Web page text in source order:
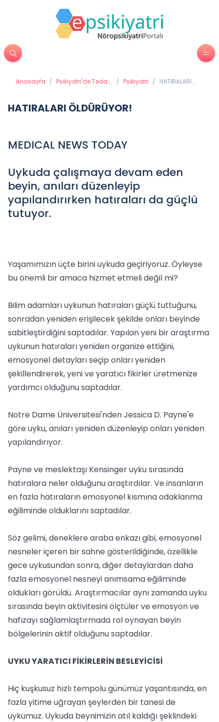
Anasayfa / Psikiyatri'de Tedavi
/ Psikiyatri / HATIRALARI
HATIRALARI ÖLDÜRÜYOR!
MEDICAL NEWS TODAY
Uykuda çalışmaya devam eden
beyin, anıları düzenleyip
yapılandırırken hatıraları da güçlü
tutuyor.
Yaşamımızın üçte birini uykuda geçiriyoruz. Öyleyse
bu önemli bir amaca hizmet etmeli değil mi?
Bilim adamları uykunun hatıraları güçlü tuttuğunu,
sonradan yeniden erişilecek şekilde onları beyinde
sabitleştirdiğini saptadılar. Yapılan yeni bir araştırma
uykunun hatıraları yeniden organize ettiğini,
emosyonel detayları seçip onları yeniden
şekillendirerek, yeni ve yaratıcı fikirler üretmenize
yardımcı olduğunu saptadılar.
Notre Dame Üniversitesi'nden Jessica D. Payne'e
göre uyku, anıları yeniden düzenleyip onları yeniden
yapılandırıyor.
Payne ve meslektaşı Kensinger uyku sırasında
hatıralara neler olduğunu araştırdılar. Ve insanların
en fazla hatıraların emosyonel kısmına odaklanma
eğiliminde olduklarını saptadılar.
Söz gelimi, deneklere araba enkazı gibi, emosyonel
nesneler içeren bir sahne gösterildiğinde, özellikle
gece uykusundan sonra, diğer detaylardan daha
fazla emosyonel nesneyi anımsama eğiliminde
oldukları görüldü. Araştırmacılar aynı zamanda uyku
sırasında beyin aktivitesini ölçtüler ve emosyon ve
hafızayı sağlamlaştırmada rol oynayan beyin
bölgelerinin aktif olduğunu saptadılar.
UYKU YARATICI FİKİRLERİN BESLEYİCİSİ
Hiç kuşkusuz hızlı tempolu günümüz yaşantısında, en
fazla yitime uğrayan şeylerden bir tanesi de
uykumuz. Uykuda beynimizin atıl kaldığı şeklindeki